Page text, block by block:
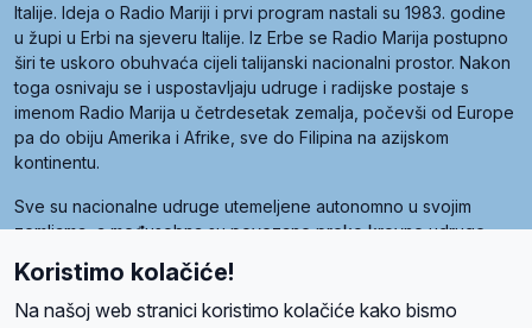
Italije. Ideja o Radio Mariji i prvi program nastali su 1983. godine
u župi u Erbi na sjeveru Italije. Iz Erbe se Radio Marija postupno
širi te uskoro obuhvaća cijeli talijanski nacionalni prostor. Nakon
toga osnivaju se i uspostavljaju udruge i radijske postaje s
imenom Radio Marija u četrdesetak zemalja, počevši od Europe
pa do obiju Amerika i Afrike, sve do Filipina na azijskom
kontinentu.
Sve su nacionalne udruge utemeljene autonomno u svojim
zemljama, a međusobna su povezane preko krovne udruge
Radio Maria). Svjetsku obitelj utemeljilo je sedam članica, među
kojima je i hrvatska Udruga Radio Marija.
Koristimo kolačiće!
Na našoj web stranici koristimo kolačiće kako bismo